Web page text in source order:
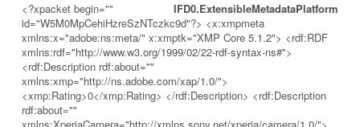
IFD0.ExtensibleMetadataPlatform
<?xpacket begin=""
id="W5M0MpCehiHzreSzNTczkc9d"?> <x:xmpmeta
xmlns:x="adobe:ns:meta/" x:xmptk="XMP Core 5.1.2"> <rdf:RDF
xmlns:rdf="http://www.w3.org/1999/02/22-rdf-syntax-ns#">
<rdf:Description rdf:about=""
xmlns:xmp="http://ns.adobe.com/xap/1.0/">
<xmp:Rating>0</xmp:Rating> </rdf:Description> <rdf:Description
rdf:about=""